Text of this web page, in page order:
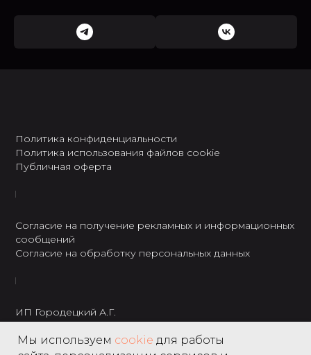
Политика конфиденциальности
Политика использования файлов cookie
Публичная оферта
Согласие на получение рекламных и информационных
сообщений
Согласие на обработку персональных данных
ИП Городецкий А.Г.
ИНН: 237301234120
8 495 122 22 49
Мы используем cookie для работы